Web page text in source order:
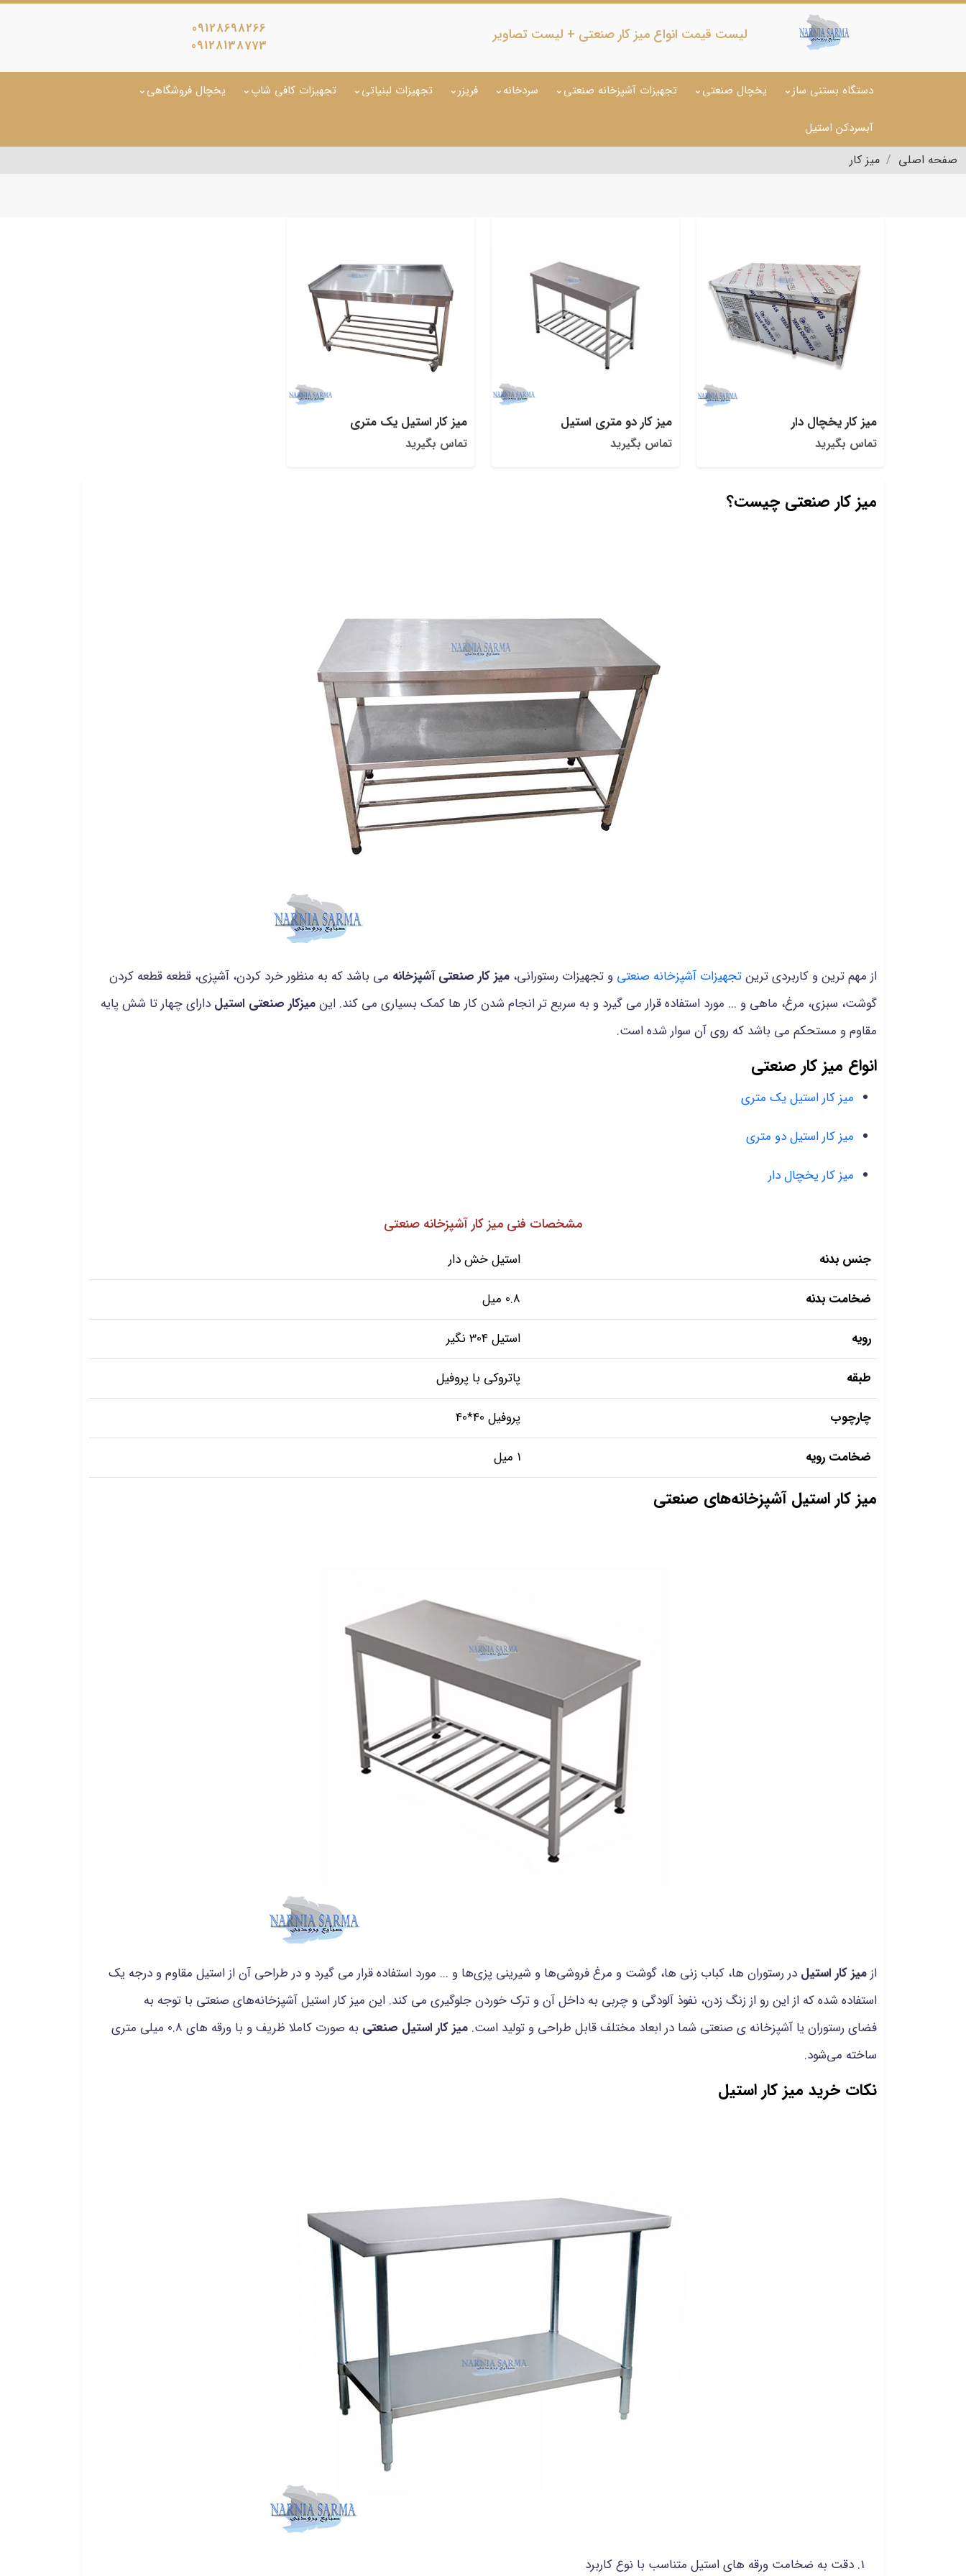
لیست قیمت انواع میز کار صنعتی + لیست تصاویر
09128698266
09128138773
دستگاه بستنی ساز یخچال صنعتی تجهیزات آشپزخانه صنعتی سردخانه فریزر تجهیزات لبنیاتی تجهیزات کافی شاپ یخچال فروشگاهی
آبسردکن استیل
صفحه اصلی میز کار
میز کار یخچال دار
تماس بگیرید
میز کار دو متری استیل
تماس بگیرید
میز کار استیل یک متری
تماس بگیرید
میز کار صنعتی چیست؟
از مهم ترین و کاربردی ترینتجهیزات آشپزخانه صنعتی و تجهیزات رستورانی، میز کار صنعتی آشپزخانه می باشد که به منظور خرد کردن، آشپزی، قطعه قطعه کردن
گوشت، سبزی، مرغ، ماهی و ... مورد استفاده قرار می گیرد و به سریع تر انجام شدن کار ها کمک بسیاری می کند. اینمیزکار صنعتی استیل دارای چهار تا شش پایه
مقاوم و مستحکم می باشد که روی آن سوار شده است.
انواع میز کار صنعتی
میز کار استیل یک متری
میز کار استیل دو متری
میز کار یخچال دار
مشخصات فنی میز کار آشپزخانه صنعتی
جنس بدنه استیل خش دار
ضخامت بدنه 0.8 میل
رویه استیل 304 نگیر
طبقه پاتروکی با پروفیل
چارچوب پروفیل 40*40
ضخامت رویه 1 میل
میز کار استیل آشپزخانه‌های صنعتی
ازمیز کار استیل در رستوران ها، کباب زنی ها، گوشت و مرغ فروشی‌ها و شیرینی پزی‌ها و ... مورد استفاده قرار می گیرد و در طراحی آن از استیل مقاوم و درجه یک
استفاده شده که از این رو از زنگ زدن، نفوذ آلودگی و چربی به داخل آن و ترک خوردن جلوگیری می کند. این میز کار استیل آشپزخانه‌های صنعتی با توجه به
فضای رستوران یا آشپزخانه ی صنعتی شما در ابعاد مختلف قابل طراحی و تولید است. میز کار استیل صنعتی
به صورت کاملا ظریف و با ورقه های 0.8 میلی متری
ساخته می‌شود.
نکات خرید میز کار استیل
دقت به ضخامت ورقه های استیل متناسب با نوع کاربرد